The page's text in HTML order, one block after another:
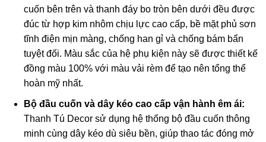
cuốn bên trên và thanh đáy bo tròn bên dưới đều được
đúc từ hợp kim nhôm chịu lực cao cấp, bề mặt phủ sơn
tĩnh điện mịn màng, chống han gỉ và chống bám bẩn
tuyệt đối. Màu sắc của hệ phụ kiện này sẽ được thiết kế
đồng màu 100% với màu vải rèm để tạo nên tổng thể
hoàn mỹ nhất.
Bộ đầu cuốn và dây kéo cao cấp vận hành êm ái:
Thanh Tú Decor sử dụng hệ thống bộ đầu cuốn thông
minh cùng dây kéo dù siêu bền, giúp thao tác đóng mở